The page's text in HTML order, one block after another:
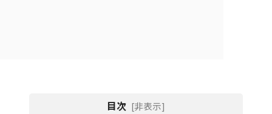
目次 [非表示]